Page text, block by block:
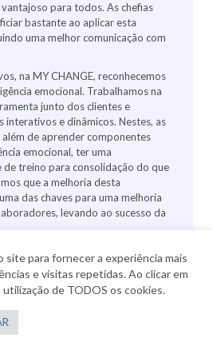
para todos. As chefias
bastante ao aplicar esta
uma melhor comunicação com
na MY CHANGE, reconhecemos
emocional. Trabalhamos na
junto dos clientes e
interativos e dinâmicos. Nestes, as
de aprender componentes
emocional, ter uma
treino para consolidação do que
que a melhoria desta
das chaves para uma melhoria
levando ao sucesso da
reserved © My Change
site para fornecer a experiência mais
e visitas repetidas. Ao clicar em
utilização de TODOS os cookies.